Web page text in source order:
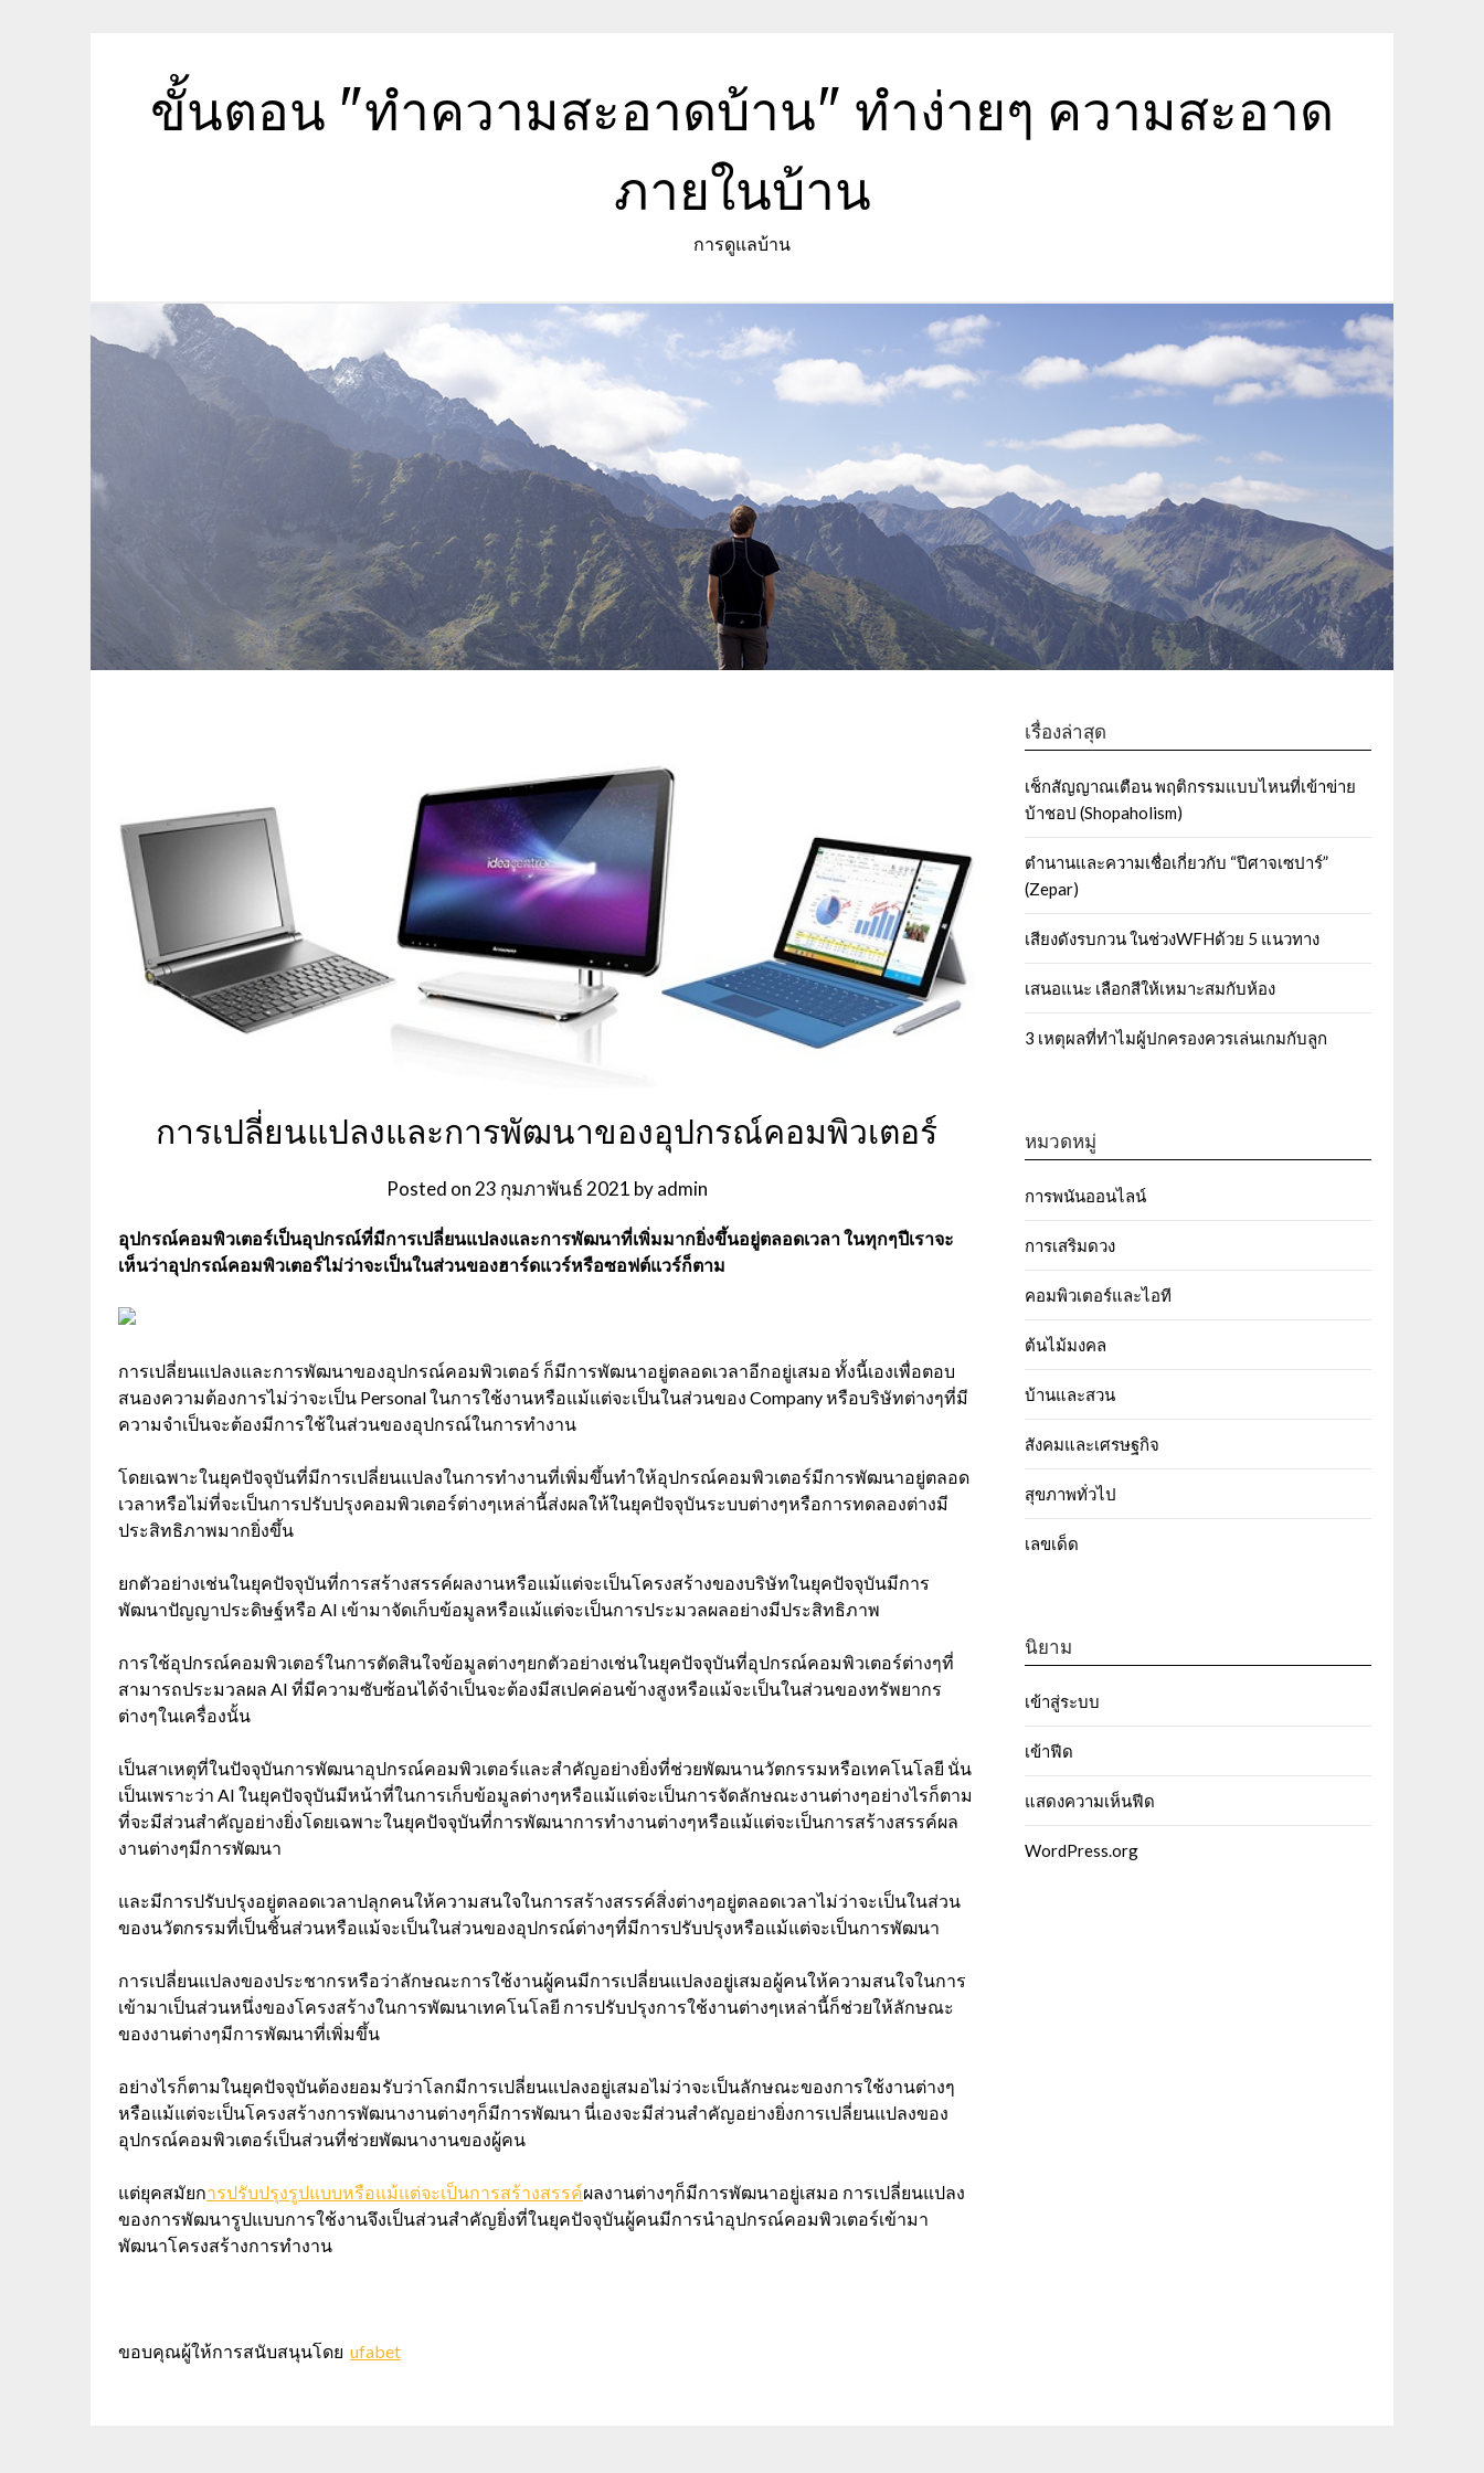
ขั้นตอน "ทำความสะอาดบ้าน" ทำง่ายๆ ความสะอาด
ภายในบ้าน
การดูแลบ้าน
การเปลี่ยนแปลงและการพัฒนาของอุปกรณ์คอมพิวเตอร์
Posted on 23 กุมภาพันธ์ 2021 byadmin
อุปกรณ์คอมพิวเตอร์เป็นอุปกรณ์ที่มีการเปลี่ยนแปลงและการพัฒนาที่เพิ่มมากยิ่งขึ้นอยู่ตลอดเวลา ในทุกๆปีเราจะ
เห็นว่าอุปกรณ์คอมพิวเตอร์ไม่ว่าจะเป็นในส่วนของฮาร์ดแวร์หรือซอฟต์แวร์ก็ตาม
การเปลี่ยนแปลงและการพัฒนาของอุปกรณ์คอมพิวเตอร์ ก็มีการพัฒนาอยู่ตลอดเวลาอีกอยู่เสมอ ทั้งนี้เองเพื่อตอบ
สนองความต้องการไม่ว่าจะเป็น Personal ในการใช้งานหรือแม้แต่จะเป็นในส่วนของ Company หรือบริษัทต่างๆที่มี
ความจำเป็นจะต้องมีการใช้ในส่วนของอุปกรณ์ในการทำงาน
โดยเฉพาะในยุคปัจจุบันที่มีการเปลี่ยนแปลงในการทำงานที่เพิ่มขึ้นทำให้อุปกรณ์คอมพิวเตอร์มีการพัฒนาอยู่ตลอด
เวลาหรือไม่ที่จะเป็นการปรับปรุงคอมพิวเตอร์ต่างๆเหล่านี้ส่งผลให้ในยุคปัจจุบันระบบต่างๆหรือการทดลองต่างมี
ประสิทธิภาพมากยิ่งขึ้น
ยกตัวอย่างเช่นในยุคปัจจุบันที่การสร้างสรรค์ผลงานหรือแม้แต่จะเป็นโครงสร้างของบริษัทในยุคปัจจุบันมีการ
พัฒนาปัญญาประดิษฐ์หรือ AI เข้ามาจัดเก็บข้อมูลหรือแม้แต่จะเป็นการประมวลผลอย่างมีประสิทธิภาพ
การใช้อุปกรณ์คอมพิวเตอร์ในการตัดสินใจข้อมูลต่างๆยกตัวอย่างเช่นในยุคปัจจุบันที่อุปกรณ์คอมพิวเตอร์ต่างๆที่
สามารถประมวลผล AI ที่มีความซับซ้อนได้จำเป็นจะต้องมีสเปคค่อนข้างสูงหรือแม้จะเป็นในส่วนของทรัพยากร
ต่างๆในเครื่องนั้น
เป็นสาเหตุที่ในปัจจุบันการพัฒนาอุปกรณ์คอมพิวเตอร์และสำคัญอย่างยิ่งที่ช่วยพัฒนานวัตกรรมหรือเทคโนโลยี นั่น
เป็นเพราะว่า AI ในยุคปัจจุบันมีหน้าที่ในการเก็บข้อมูลต่างๆหรือแม้แต่จะเป็นการจัดลักษณะงานต่างๆอย่างไรก็ตาม
ที่จะมีส่วนสำคัญอย่างยิ่งโดยเฉพาะในยุคปัจจุบันที่การพัฒนาการทำงานต่างๆหรือแม้แต่จะเป็นการสร้างสรรค์ผล
งานต่างๆมีการพัฒนา
และมีการปรับปรุงอยู่ตลอดเวลาปลุกคนให้ความสนใจในการสร้างสรรค์สิ่งต่างๆอยู่ตลอดเวลาไม่ว่าจะเป็นในส่วน
ของนวัตกรรมที่เป็นชิ้นส่วนหรือแม้จะเป็นในส่วนของอุปกรณ์ต่างๆที่มีการปรับปรุงหรือแม้แต่จะเป็นการพัฒนา
การเปลี่ยนแปลงของประชากรหรือว่าลักษณะการใช้งานผู้คนมีการเปลี่ยนแปลงอยู่เสมอผู้คนให้ความสนใจในการ
เข้ามาเป็นส่วนหนึ่งของโครงสร้างในการพัฒนาเทคโนโลยี การปรับปรุงการใช้งานต่างๆเหล่านี้ก็ช่วยให้ลักษณะ
ของงานต่างๆมีการพัฒนาที่เพิ่มขึ้น
อย่างไรก็ตามในยุคปัจจุบันต้องยอมรับว่าโลกมีการเปลี่ยนแปลงอยู่เสมอไม่ว่าจะเป็นลักษณะของการใช้งานต่างๆ
หรือแม้แต่จะเป็นโครงสร้างการพัฒนางานต่างๆก็มีการพัฒนา นี่เองจะมีส่วนสำคัญอย่างยิ่งการเปลี่ยนแปลงของ
อุปกรณ์คอมพิวเตอร์เป็นส่วนที่ช่วยพัฒนางานของผู้คน
แต่ยุคสมัยการปรับปรุงรูปแบบหรือแม้แต่จะเป็นการสร้างสรรค์ผลงานต่างๆก็มีการพัฒนาอยู่เสมอ การเปลี่ยนแปลง
ของการพัฒนารูปแบบการใช้งานจึงเป็นส่วนสำคัญยิ่งที่ในยุคปัจจุบันผู้คนมีการนำอุปกรณ์คอมพิวเตอร์เข้ามา
พัฒนาโครงสร้างการทำงาน
ขอบคุณผู้ให้การสนับสนุนโดย ufabet
เรื่องล่าสุด
เช็กสัญญาณเตือน พฤติกรรมแบบไหนที่เข้าข่าย
บ้าชอป (Shopaholism)
ตำนานและความเชื่อเกี่ยวกับ “ปีศาจเซปาร์”
(Zepar)
เสียงดังรบกวน ในช่วงWFHด้วย 5 แนวทาง
เสนอแนะ เลือกสีให้เหมาะสมกับห้อง
3 เหตุผลที่ทำไมผู้ปกครองควรเล่นเกมกับลูก
หมวดหมู่
การพนันออนไลน์
การเสริมดวง
คอมพิวเตอร์และไอที
ต้นไม้มงคล
บ้านและสวน
สังคมและเศรษฐกิจ
สุขภาพทั่วไป
เลขเด็ด
นิยาม
เข้าสู่ระบบ
เข้าฟีด
แสดงความเห็นฟีด
WordPress.org